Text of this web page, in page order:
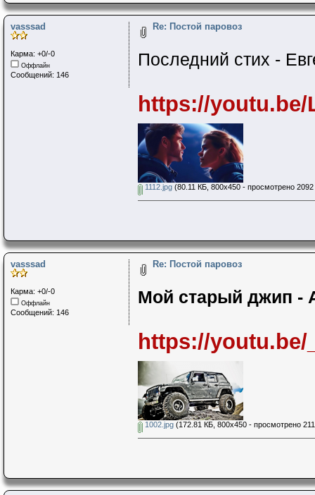
vasssad
Карма: +0/-0
Оффлайн
Сообщений: 146
Re: Постой паровоз
Последний стих -
https://youtu.be/
1112.jpg(80.11 КБ, 800x450 - просмотрено 2092
vasssad
Карма: +0/-0
Оффлайн
Сообщений: 146
Re: Постой паровоз
Мой старый джип -
https://youtu.be/
1002.jpg(172.81 КБ, 800x450 - просмотрено